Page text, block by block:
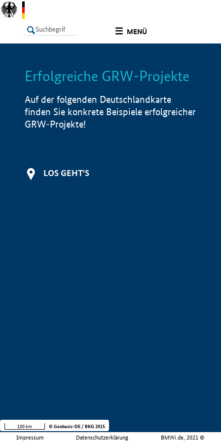
MENÜ
LISTE Info
Erfolgreiche GRW-Projekte
Auf der folgenden Deutschlandkarte
finden Sie konkrete Beispiele erfolgreicher
GRW-Projekte!
LOS GEHT'S
Impressum Datenschutzerklärung BMWi.de, 2021 ©
100 km © Geobasis-DE / BKG 2015